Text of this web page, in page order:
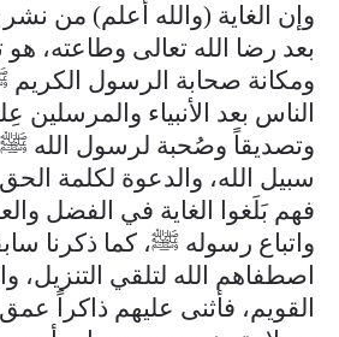
وإن الغاية (والله أعلم) من
بعد رضا الله تعالى وطاعته،
ومكانة صحابة الرسول الكريم
الناس بعد الأنبياء والمرسلين
وتصديقاً وصُحبة لرسول الله
سبيل الله، والدعوة لكلمة الحق
فهم بَلَغوا الغاية في الفضل
واتباع رسوله ﷺ، كما ذكرنا
اصطفاهم الله لتلقي التنزيل،
القويم، فأثنى عليهم ذاكراً عمق